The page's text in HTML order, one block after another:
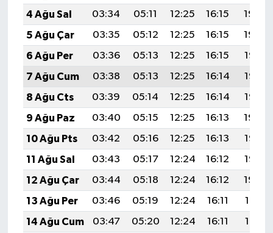
4 Ağu Sal
03:34 05:11 12:25 16:15
19:30
5 Ağu Çar
03:35 05:12 12:25 16:15
19:29
6 Ağu Per
03:36 05:13 12:25 16:15
19:28
7 Ağu Cum
03:38 05:13 12:25 16:14
19:26
8 Ağu Cts
03:39 05:14 12:25 16:14
19:25
9 Ağu Paz
03:40 05:15 12:25 16:13
19:24
10 Ağu Pts
03:42 05:16 12:25 16:13
19:23
11 Ağu Sal
03:43 05:17 12:24 16:12
19:22
12 Ağu Çar
03:44 05:18 12:24 16:12
19:20
13 Ağu Per
03:46 05:19 12:24 16:11
19:19
14 Ağu Cum
03:47 05:20 12:24 16:11
19:18